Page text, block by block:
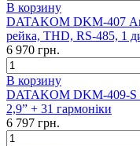
В корзину
DATAKOM DKM-407
рейка, THD, RS-485, 1
6 970 грн.
В корзину
DATAKOM DKM-409-S
2,9” + 31 гармоніки
6 797 грн.